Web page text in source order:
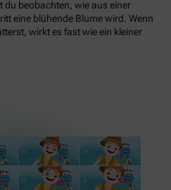
du beobachten, wie aus einer
eine blühende Blume wird. Wenn
wirkt es fast wie ein kleiner